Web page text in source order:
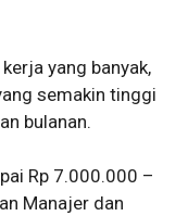
yang banyak,
semakin tinggi
bulanan.
Rp 7.000.000 –
Manajer dan